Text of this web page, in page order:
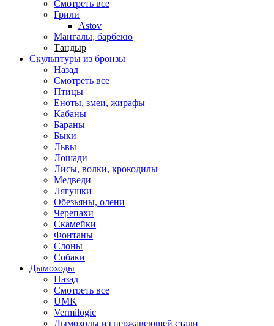
Смотреть все
Грили
Astov
Мангалы, барбекю
Тандыр
Скульптуры из бронзы
Назад
Смотреть все
Птицы
Еноты, змеи, жирафы
Кабаны
Бараны
Быки
Львы
Лошади
Лисы, волки, крокодилы
Медведи
Лягушки
Обезьяны, олени
Черепахи
Скамейки
Фонтаны
Слоны
Собаки
Дымоходы
Назад
Смотреть все
UMK
Vermilogic
Дымоходы из нержавеющей стали